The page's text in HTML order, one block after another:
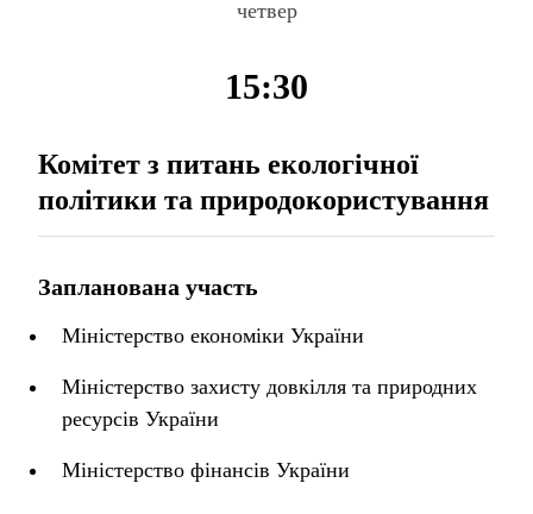
четвер
15:30
Комітет з питань екологічної
політики та природокористування
Запланована участь
Міністерство економіки України
Міністерство захисту довкілля та природних
ресурсів України
Міністерство фінансів України